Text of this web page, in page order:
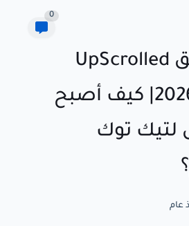
0
ما هو تطبيق UpScrolled
أبسكرولد 2026| كيف أصبح
لتيك توك
عام